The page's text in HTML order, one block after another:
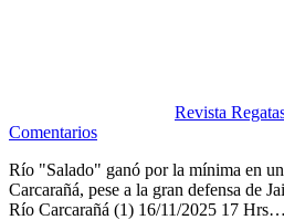
Revista
Comentarios
Río "Salado" ganó por la mínima en
Carcarañá, pese a la gran defensa de
Río Carcarañá (1) 16/11/2025 17 Hrs…